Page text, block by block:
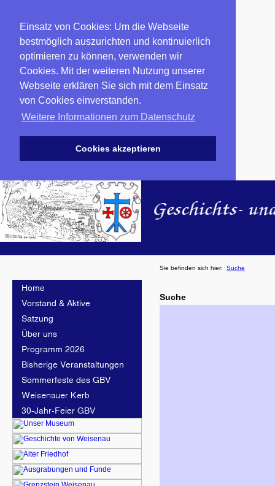
Einsatz von Cookies: Um die Webseite
bestmöglich auszurichten und kontinuierlich
optimieren zu können, verwenden wir
Cookies. Mit der weiteren Nutzung unserer
Webseite erklären Sie sich mit dem Einsatz
von Cookies einverstanden.
Weitere Informationen zum Datenschutz
Cookies akzeptieren
Sie befinden sich hier: Suche
Suche